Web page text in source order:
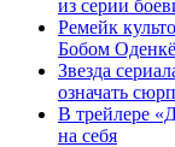
из серии
Ремейк
Бобом
Звезда
означать
В трейлере
на себя